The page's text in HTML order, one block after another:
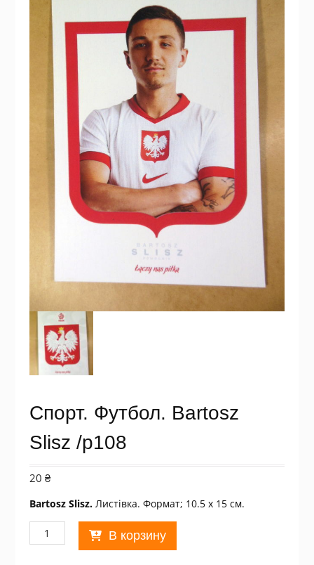
Спорт. Футбол. Bartosz
Slisz /p108
20 ₴
Bartosz Slisz.Листівка. Формат; 10.5 х 15 см.
Количество
товара
В корзину